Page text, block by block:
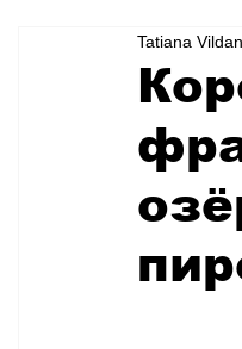
Общество
Транспорт
Tatiana